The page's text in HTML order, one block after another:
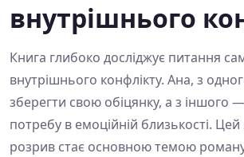
внутрішнього
Книга глибоко досліджує питання
внутрішнього конфлікту. Ана, з
зберегти свою обіцянку, а з іншого
потребу в емоційній близькості. Цей
розрив стає основною темою